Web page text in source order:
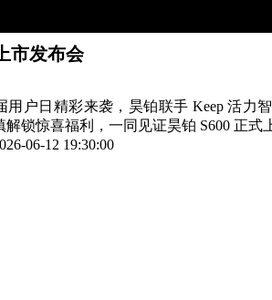
市发布会
用户日精彩来袭，昊铂联手 Keep 活力
锁惊喜福利，一同见证昊铂 S600 正式
06-12 19:30:00